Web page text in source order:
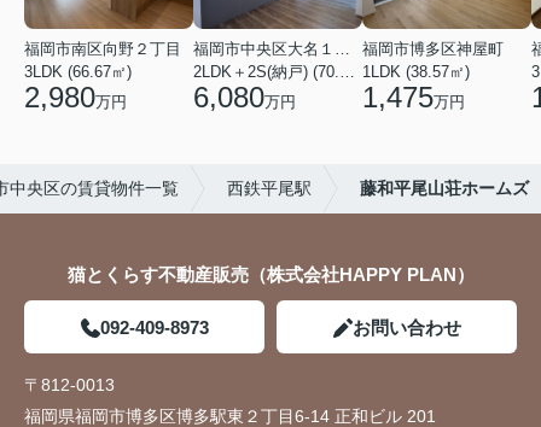
福岡市南区向野２丁目
3LDK (66.67㎡)
2,980万円 6,080万円
福岡市博多区神屋町
1LDK (38.57㎡)
1,475万円
中央区の賃貸物件一覧 西鉄平尾駅 藤和平尾山荘ホームズ
猫とくらす不動産販売（株式会社HAPPY PLAN）
092-409-8973 お問い合わせ
〒812-0013
福岡県福岡市博多区博多駅東２丁目6-14 正和ビル 201